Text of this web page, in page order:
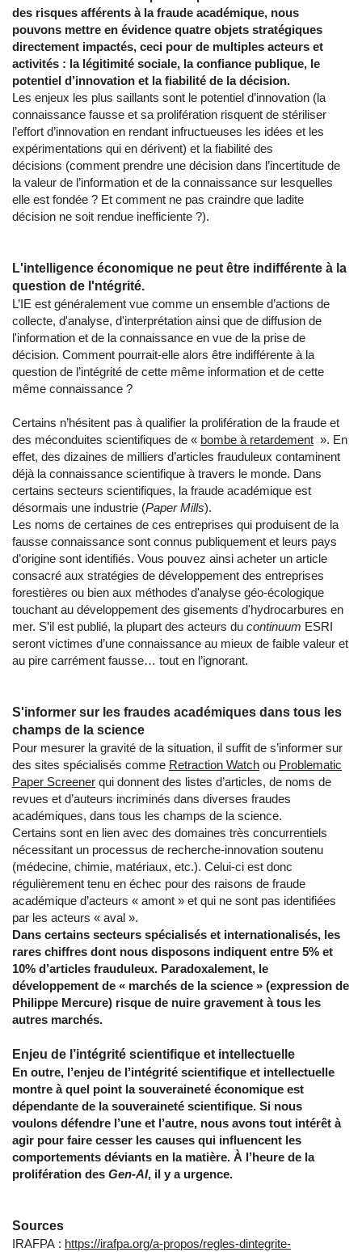
des risques afférents à la fraude académique, nous
pouvons mettre en évidence quatre objets stratégiques
directement impactés, ceci pour de multiples acteurs et
activités : la légitimité sociale, la confiance publique, le
potentiel d’innovation et la fiabilité de la décision.
Les enjeux les plus saillants sont le potentiel d’innovation (la
connaissance fausse et sa prolifération risquent de stériliser
l’effort d’innovation en rendant infructueuses les idées et les
expérimentations qui en dérivent) et la fiabilité des
décisions (comment prendre une décision dans l’incertitude de
la valeur de l’information et de la connaissance sur lesquelles
elle est fondée ? Et comment ne pas craindre que ladite
décision ne soit rendue inefficiente ?).
L'intelligence économique ne peut être indifférente à la
question de l'ntégrité.
L’IE est généralement vue comme un ensemble d’actions de
collecte, d'analyse, d'interprétation ainsi que de diffusion de
l'information et de la connaissance en vue de la prise de
décision. Comment pourrait-elle alors être indifférente à la
question de l’intégrité de cette même information et de cette
même connaissance ?
Certains n’hésitent pas à qualifier la prolifération de la fraude et
des méconduites scientifiques de « bombe à retardement ». En
effet, des dizaines de milliers d’articles frauduleux contaminent
déjà la connaissance scientifique à travers le monde. Dans
certains secteurs scientifiques, la fraude académique est
désormais une industrie (Paper Mills).
Les noms de certaines de ces entreprises qui produisent de la
fausse connaissance sont connus publiquement et leurs pays
d’origine sont identifiés. Vous pouvez ainsi acheter un article
consacré aux stratégies de développement des entreprises
forestières ou bien aux méthodes d'analyse géo-écologique
touchant au développement des gisements d'hydrocarbures en
mer. S’il est publié, la plupart des acteurs du continuum ESRI
seront victimes d’une connaissance au mieux de faible valeur et
au pire carrément fausse… tout en l’ignorant.
S'informer sur les fraudes académiques dans tous les
champs de la science
Pour mesurer la gravité de la situation, il suffit de s’informer sur
des sites spécialisés comme Retraction Watch ou Problematic
Paper Screener qui donnent des listes d’articles, de noms de
revues et d’auteurs incriminés dans diverses fraudes
académiques, dans tous les champs de la science.
Certains sont en lien avec des domaines très concurrentiels
nécessitant un processus de recherche-innovation soutenu
(médecine, chimie, matériaux, etc.). Celui-ci est donc
régulièrement tenu en échec pour des raisons de fraude
académique d’acteurs « amont » et qui ne sont pas identifiées
par les acteurs « aval ».
Dans certains secteurs spécialisés et internationalisés, les
rares chiffres dont nous disposons indiquent entre 5% et
10% d’articles frauduleux. Paradoxalement, le
développement de « marchés de la science » (expression de
Philippe Mercure) risque de nuire gravement à tous les
autres marchés.
Enjeu de l’intégrité scientifique et intellectuelle
En outre, l’enjeu de l’intégrité scientifique et intellectuelle
montre à quel point la souveraineté économique est
dépendante de la souveraineté scientifique. Si nous
voulons défendre l’une et l’autre, nous avons tout intérêt à
agir pour faire cesser les causes qui influencent les
comportements déviants en la matière. À l’heure de la
prolifération des Gen-AI, il y a urgence.
Sources
IRAFPA : https://irafpa.org/a-propos/regles-dintegrite-